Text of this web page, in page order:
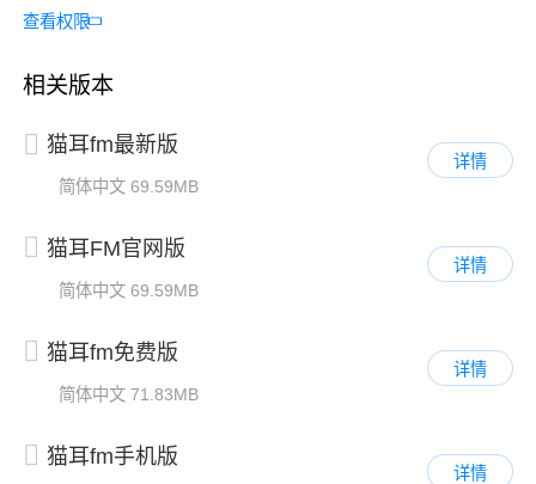
查看权限
相关版本
猫耳fm最新版
简体中文 69.59MB
详情
猫耳FM官网版
简体中文 69.59MB
详情
猫耳fm免费版
简体中文 71.83MB
详情
猫耳fm手机版
详情